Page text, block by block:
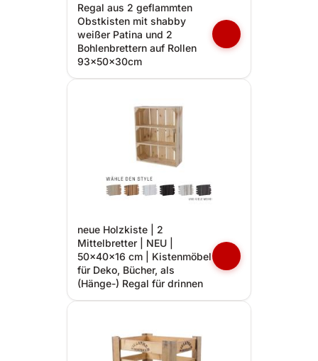
Regal aus 2 geflammten
Obstkisten mit shabby
weißer Patina und 2
Bohlenbrettern auf Rollen
93x50x30cm
neue Holzkiste | 2
Mittelbretter | NEU |
50x40x16 cm | Kistenmöbel
für Deko, Bücher, als
(Hänge-) Regal für drinnen